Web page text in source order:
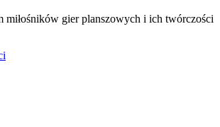
miłośników gier planszowych i ich twórczości